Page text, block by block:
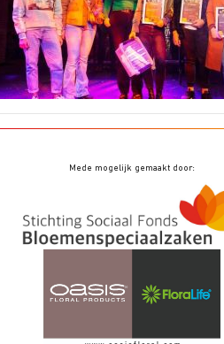
Mede mogelijk gemaakt door: